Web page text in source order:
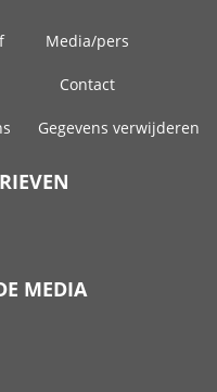
Media/pers
Contact
Gegevens verwijderen
MEDIA